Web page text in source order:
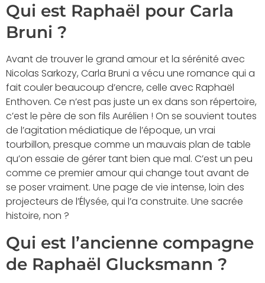
Qui est Raphaël pour Carla
Bruni ?
Avant de trouver le grand amour et la sérénité avec
Nicolas Sarkozy, Carla Bruni a vécu une romance qui a
fait couler beaucoup d’encre, celle avec Raphaël
Enthoven. Ce n’est pas juste un ex dans son répertoire,
c’est le père de son fils Aurélien ! On se souvient toutes
de l’agitation médiatique de l’époque, un vrai
tourbillon, presque comme un mauvais plan de table
qu’on essaie de gérer tant bien que mal. C’est un peu
comme ce premier amour qui change tout avant de
se poser vraiment. Une page de vie intense, loin des
projecteurs de l’Élysée, qui l’a construite. Une sacrée
histoire, non ?
Qui est l’ancienne compagne
de Raphaël Glucksmann ?